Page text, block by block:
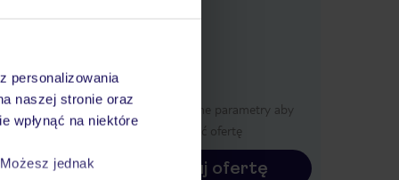
personalizowania
naszej stronie oraz
wpłynąć na niektóre
jednak
Określ poszczególne parametry aby
wyświetlić ofertę
Konfiguruj ofertę